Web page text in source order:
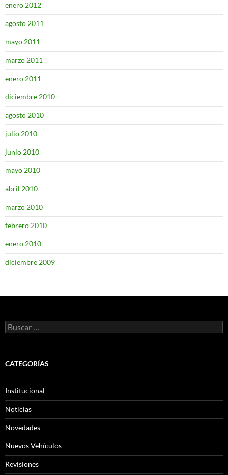
enero 2012
agosto 2011
mayo 2011
marzo 2011
enero 2011
diciembre 2010
agosto 2010
julio 2010
junio 2010
mayo 2010
abril 2010
marzo 2010
febrero 2010
enero 2010
diciembre 2009
Buscar:
CATEGORÍAS
Institucional
Noticias
Novedades
Nuevos Vehículos
Revisiones